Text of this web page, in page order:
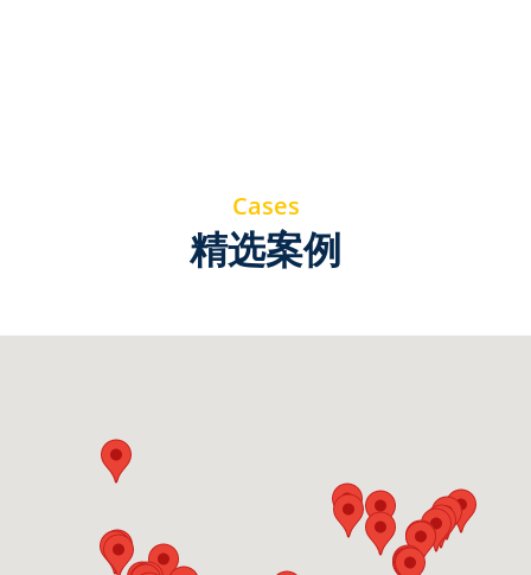
Cases
精选案例